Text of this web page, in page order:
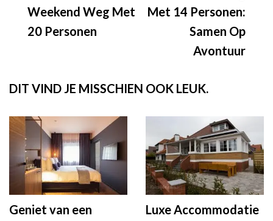
Weekend Weg Met
20 Personen
Met 14 Personen:
Samen Op
Avontuur
DIT VIND JE MISSCHIEN OOK LEUK.
Geniet van een
Luxe Accommodatie